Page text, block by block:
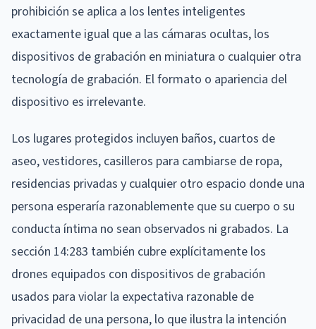
prohibición se aplica a los lentes inteligentes
exactamente igual que a las cámaras ocultas, los
dispositivos de grabación en miniatura o cualquier otra
tecnología de grabación. El formato o apariencia del
dispositivo es irrelevante.
Los lugares protegidos incluyen baños, cuartos de
aseo, vestidores, casilleros para cambiarse de ropa,
residencias privadas y cualquier otro espacio donde una
persona esperaría razonablemente que su cuerpo o su
conducta íntima no sean observados ni grabados. La
sección 14:283 también cubre explícitamente los
drones equipados con dispositivos de grabación
usados para violar la expectativa razonable de
privacidad de una persona, lo que ilustra la intención